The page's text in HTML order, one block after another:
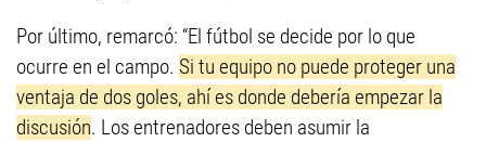
Por último, remarcó: “El fútbol se decide por lo que
ocurre en el campo. Si tu equipo no puede proteger una
ventaja de dos goles, ahí es donde debería empezar la
discusión. Los entrenadores deben asumir la